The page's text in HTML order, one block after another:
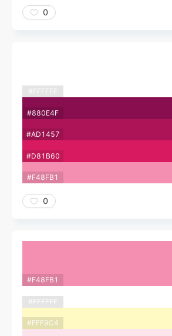
0
#FFFFFF
#880E4F
#AD1457
#D81B60
#F48FB1
0
#F48FB1
#FFFFFF
#FFF9C4